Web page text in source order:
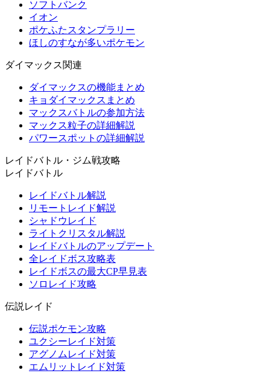
ソフトバンク
イオン
ポケふたスタンプラリー
ほしのすなが多いポケモン
ダイマックス関連
ダイマックスの機能まとめ
キョダイマックスまとめ
マックスバトルの参加方法
マックス粒子の詳細解説
パワースポットの詳細解説
レイドバトル・ジム戦攻略
レイドバトル
レイドバトル解説
リモートレイド解説
シャドウレイド
ライトクリスタル解説
レイドバトルのアップデート
全レイドボス攻略表
レイドボスの最大CP早見表
ソロレイド攻略
伝説レイド
伝説ポケモン攻略
ユクシーレイド対策
アグノムレイド対策
エムリットレイド対策